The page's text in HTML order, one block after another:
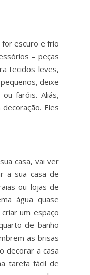
escuro e frio
– peças
tecidos leves,
deixe
faróis. Aliás,
Eles
casa, vai ver
a sua casa de
ou lojas de
água quase
um espaço
de banho
as brisas
decorar a casa
tarefa fácil de